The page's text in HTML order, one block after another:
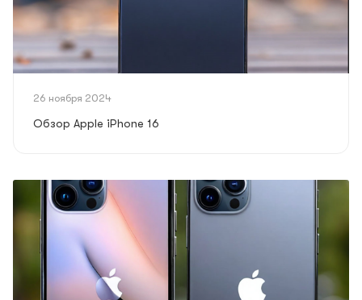
26 ноября 2024
Обзор Apple iPhone 16